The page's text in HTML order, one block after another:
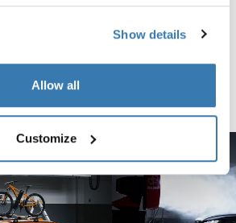
Show details
Allow all
Customize
tus equipos y ser instalados de
y firme posible. A continuación, te